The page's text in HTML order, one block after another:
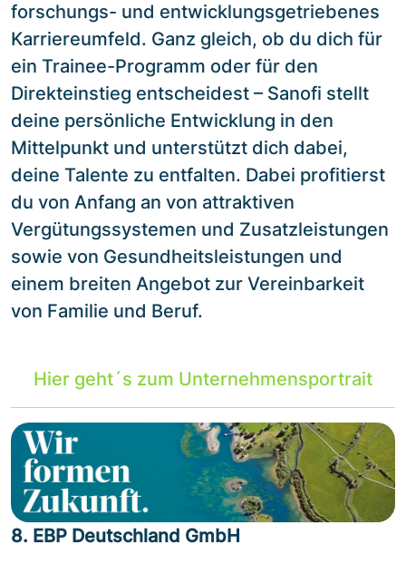
forschungs- und entwicklungsgetriebenes
Karriereumfeld. Ganz gleich, ob du dich für
ein Trainee-Programm oder für den
Direkteinstieg entscheidest – Sanofi stellt
deine persönliche Entwicklung in den
Mittelpunkt und unterstützt dich dabei,
deine Talente zu entfalten. Dabei profitierst
du von Anfang an von attraktiven
Vergütungssystemen und Zusatzleistungen
sowie von Gesundheitsleistungen und
einem breiten Angebot zur Vereinbarkeit
von Familie und Beruf.
Hier geht´s zum Unternehmensportrait
8. EBP Deutschland GmbH